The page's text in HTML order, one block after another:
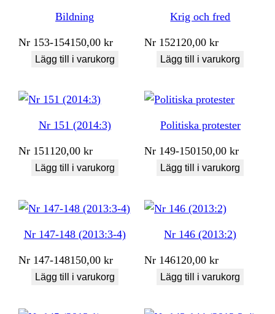
Bildning
Nr 153-154150,00kr
Lägg till i varukorg
Krig och fred
Nr 152120,00kr
Lägg till i varukorg
Nr 151 (2014:3)
Nr 151120,00kr
Lägg till i varukorg
Politiska protester
Nr 149-150150,00kr
Lägg till i varukorg
Nr 147-148 (2013:3-4)
Nr 147-148150,00kr
Lägg till i varukorg
Nr 146 (2013:2)
Nr 146120,00kr
Lägg till i varukorg